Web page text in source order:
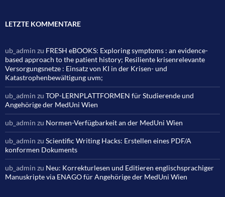
LETZTE KOMMENTARE
ub_admin zu FRESH eBOOKS: Exploring symptoms : an evidence-
based approach to the patient history; Resiliente krisenrelevante
Versorgungsnetze : Einsatz von KI in der Krisen- und
Katastrophenbewältigung uvm;
ub_admin zu TOP-LERNPLATTFORMEN für Studierende und
Angehörige der MedUni Wien
ub_admin zu Normen-Verfügbarkeit an der MedUni Wien
ub_admin zu Scientific Writing Hacks: Erstellen eines PDF/A
konformen Dokuments
ub_admin zu Neu: Korrekturlesen und Editieren englischsprachiger
Manuskripte via ENAGO für Angehörige der MedUni Wien